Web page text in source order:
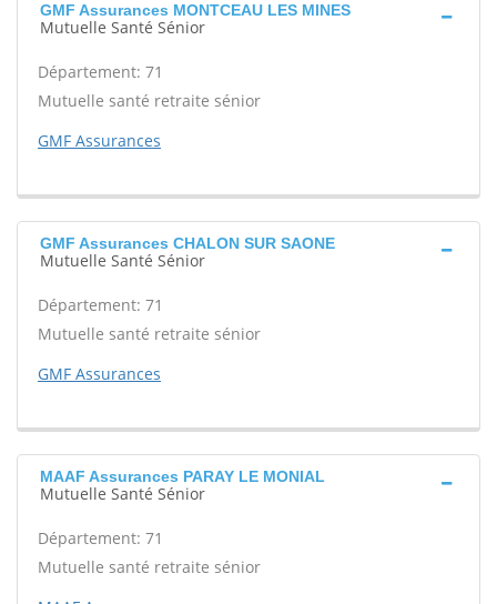
GMF Assurances MONTCEAU LES MINES
Mutuelle Santé Sénior
Département: 71
Mutuelle santé retraite sénior
GMF Assurances
GMF Assurances CHALON SUR SAONE
Mutuelle Santé Sénior
Département: 71
Mutuelle santé retraite sénior
GMF Assurances
MAAF Assurances PARAY LE MONIAL
Mutuelle Santé Sénior
Département: 71
Mutuelle santé retraite sénior